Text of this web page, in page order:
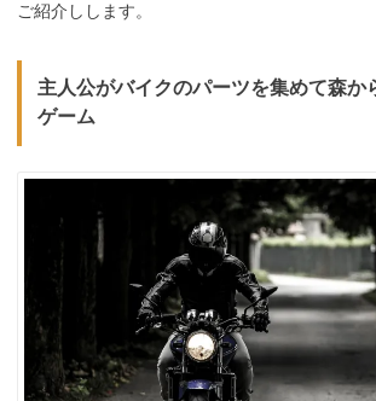
ご紹介しします。
主人公がバイクのパーツを集めて森か
ゲーム